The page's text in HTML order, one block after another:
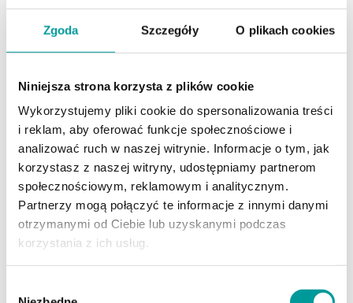
Zgoda Szczegóły O plikach cookies
Niniejsza strona korzysta z plików cookie
Wykorzystujemy pliki cookie do spersonalizowania treści
i reklam, aby oferować funkcje społecznościowe i
analizować ruch w naszej witrynie. Informacje o tym, jak
korzystasz z naszej witryny, udostępniamy partnerom
społecznościowym, reklamowym i analitycznym.
Partnerzy mogą połączyć te informacje z innymi danymi
otrzymanymi od Ciebie lub uzyskanymi podczas
korzystania z ich usług.
GTU – Czym są Kody Towarów i Usług?
Kiedy Ich Używać?
znaczenie. Od 1 października 2020 roku podatnicy VAT
zostali zobowiązani do oznaczania sprzedaży
odpowiednimi kodami GTU. W tym artykule wyjaśniamy,
czym są kody GTU, kto musi je stosować oraz jak
poprawnie przypisywać towary i usługi do odpowiednich
kategorii.
czytaj dalej